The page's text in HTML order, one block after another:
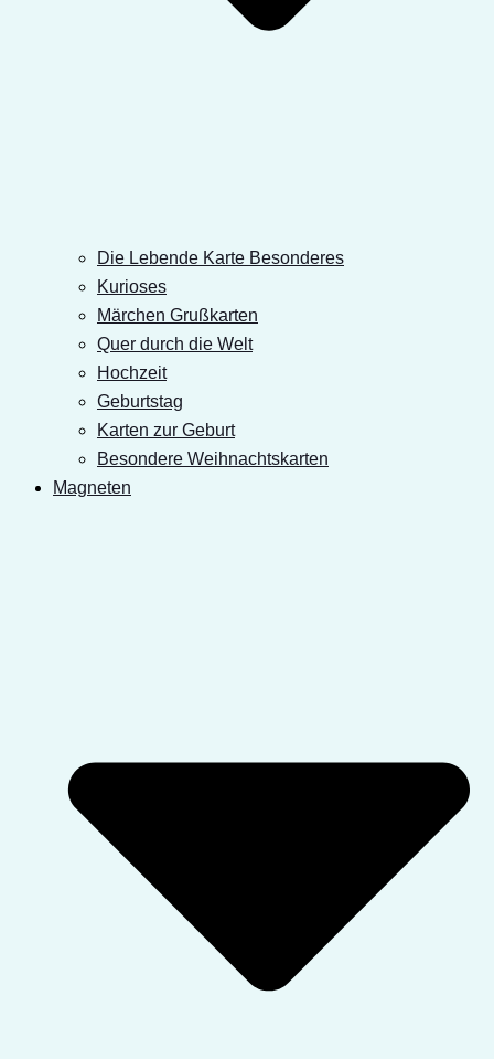
Die Lebende Karte Besonderes
Kurioses
Märchen Grußkarten
Quer durch die Welt
Hochzeit
Geburtstag
Karten zur Geburt
Besondere Weihnachtskarten
Magneten